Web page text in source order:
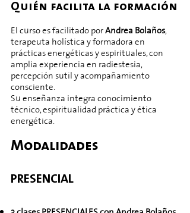
Quién facilita la formación
El curso es facilitado porAndrea Bolaños,
terapeuta holística y formadora en
prácticas energéticas y espirituales, con
amplia experiencia en radiestesia,
percepción sutil y acompañamiento
consciente.
Su enseñanza integra conocimiento
técnico, espiritualidad práctica y ética
energética.
Modalidades​
PRESENCIAL ​